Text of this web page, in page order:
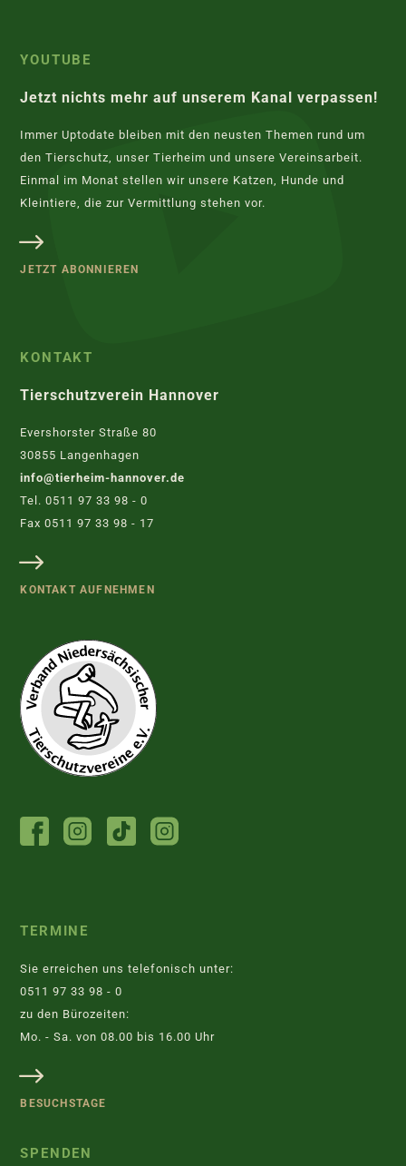
YOUTUBE
Jetzt nichts mehr auf unserem Kanal verpassen!
Immer Uptodate bleiben mit den neusten Themen rund um
den Tierschutz, unser Tierheim und unsere Vereinsarbeit.
Einmal im Monat stellen wir unsere Katzen, Hunde und
Kleintiere, die zur Vermittlung stehen vor.
JETZT ABONNIEREN
KONTAKT
Tierschutzverein Hannover
Evershorster Straße 80
30855 Langenhagen
info@tierheim-hannover.de
Tel. 0511 97 33 98 - 0
Fax 0511 97 33 98 - 17
KONTAKT AUFNEHMEN
FACEBOOKINSTAGRAM
TIERHEIM
TIKTOK
JUGENDTIERSCHUTZGRUPPE
TERMINE
Sie erreichen uns telefonisch unter:
0511 97 33 98 - 0
zu den Bürozeiten:
Mo. - Sa. von 08.00 bis 16.00 Uhr
BESUCHSTAGE
SPENDEN